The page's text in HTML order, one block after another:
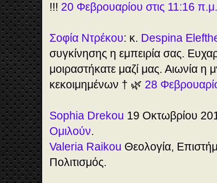
!!! 20 Φεβρουαρίου στις 11:16 π.μ.
Σοφία Ντρέκου: κ. Despina
συγκίνησης η εμπειρία σας.
μοιραστήκατε μαζί μας. Αιωνία η
κεκοιμημένων † 🌿 28
Sophia Drekou 19 Οκτωβρίου
Ομιλούν.
Valeria Raikou Θεολογία,
Πολιτισμός.